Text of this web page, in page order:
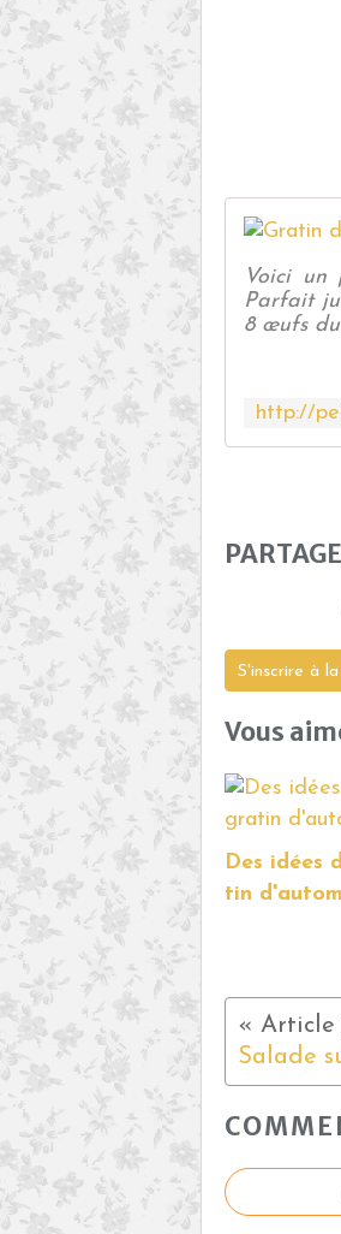
Voici un
Parfait
8 œufs
S'inscrire à
Vous
Des idées
tin